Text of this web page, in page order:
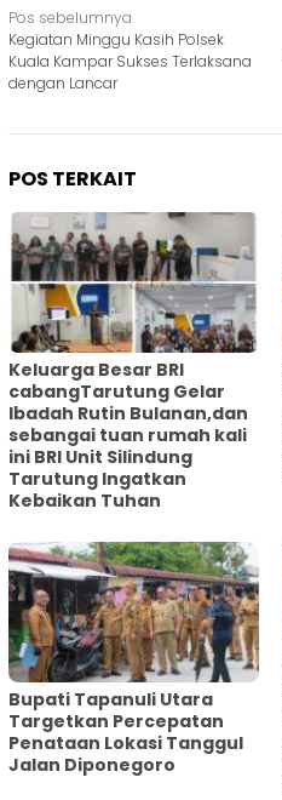
Navigasi
pos
Pos sebelumnya
Kegiatan Minggu Kasih Polsek
Kuala Kampar Sukses Terlaksana
dengan Lancar
POS TERKAIT
Keluarga Besar BRI
cabangTarutung Gelar
Ibadah Rutin Bulanan,dan
sebangai tuan rumah kali
ini BRI Unit Silindung
Tarutung Ingatkan
Kebaikan Tuhan
‎Bupati Tapanuli Utara
Targetkan Percepatan
Penataan Lokasi Tanggul
Jalan Diponegoro